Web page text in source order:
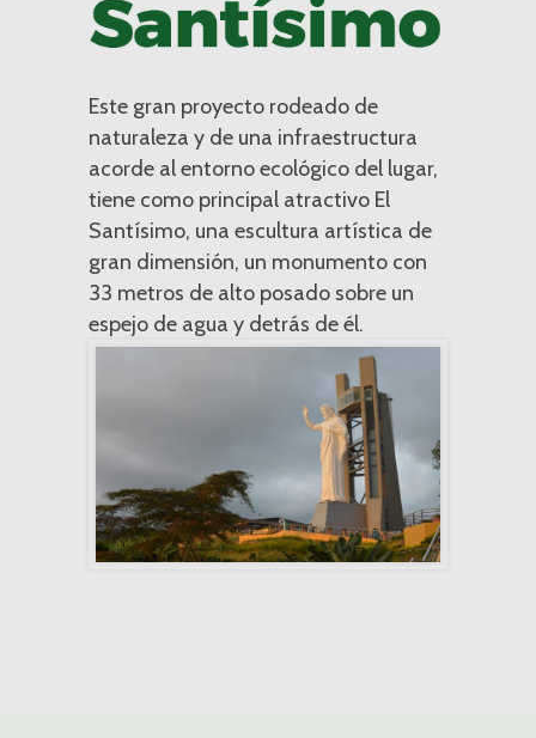
Este gran proyecto rodeado de
naturaleza y de una infraestructura
acorde al entorno ecológico del lugar,
tiene como principal atractivo El
Santísimo, una escultura artística de
gran dimensión, un monumento con
33 metros de alto posado sobre un
espejo de agua y detrás de él.